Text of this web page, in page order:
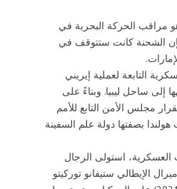
مراقب الحركة البحرية في
الشحنة كانت ستتوقف في
التابعة لعملية إيريني
إلى ساحل ليبيا. وبناءً على
مجلس الأمن التابع للأمم
2292 وافقت هولندا بصفتها دولة علم السفينة
استولى الرجال
الإيطالي ستيفانو توركيتو